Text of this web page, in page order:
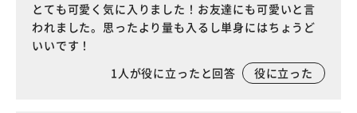
とても可愛く気に入りました！お友達にも可愛いと言
われました。思ったより量も入るし単身にはちょうど
いいです！
1人が役に立ったと回答 役に立った